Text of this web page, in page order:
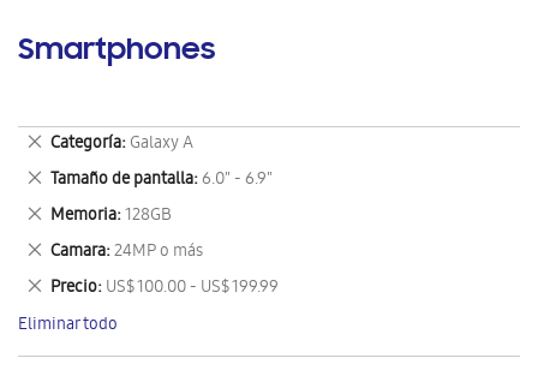
Smartphones
Categoría Galaxy A
Eliminar
este
artículo
Tamaño de pantalla 6.0" - 6.9"
Eliminar
este
artículo
Memoria 128GB
Eliminar
este
artículo
Camara 24MP o más
Eliminar
este
artículo
Precio US$ 100.00 - US$ 199.99
Eliminar
este
artículo
Eliminar todo